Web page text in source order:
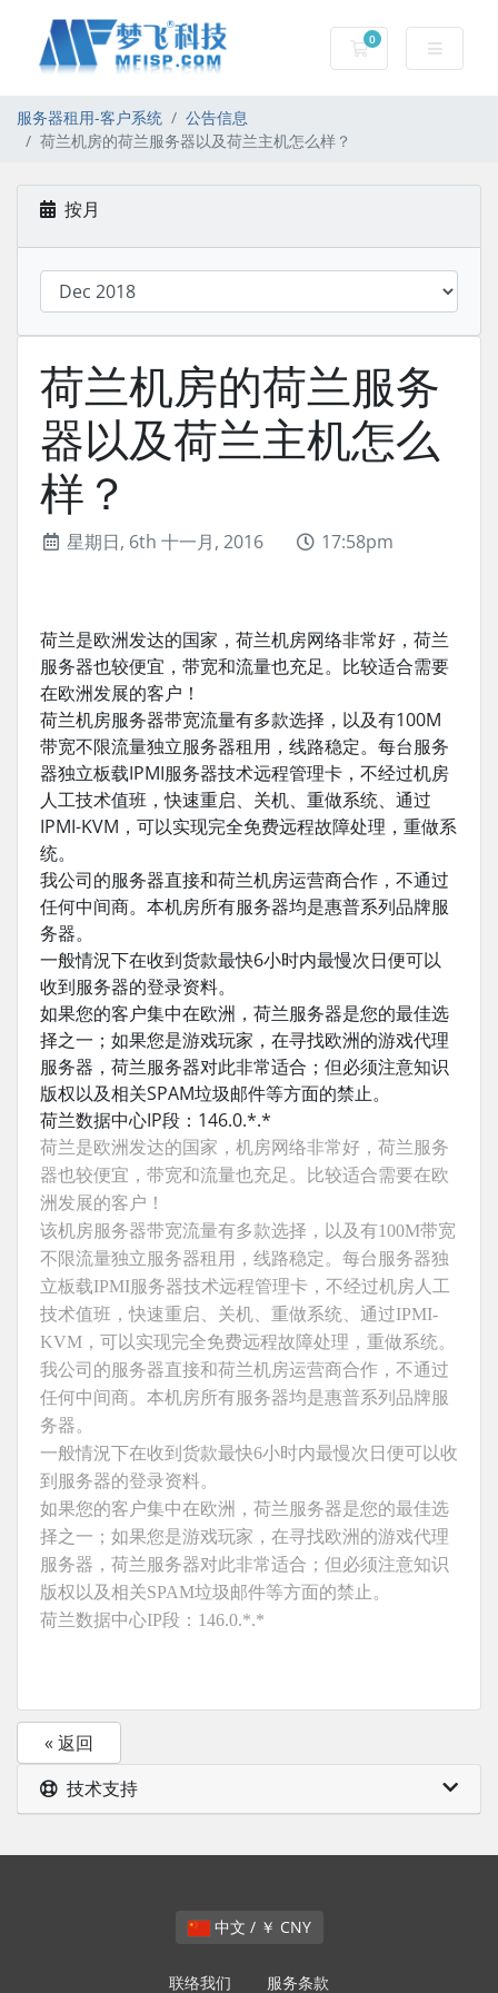
0
服务器租用-购物车
服务器租用-客户系统
公告信息
荷兰机房的荷兰服务器以及荷兰主机怎么样？
按月
荷兰机房的荷兰服务
器以及荷兰主机怎么
样？
星期日, 6th 十一月, 2016 17:58pm
荷兰是欧洲发达的国家，荷兰机房网络非常好，荷兰
服务器也较便宜，带宽和流量也充足。比较适合需要
在欧洲发展的客户！
荷兰机房服务器带宽流量有多款选择，以及有100M
带宽不限流量独立服务器租用，线路稳定。每台服务
器独立板载IPMI服务器技术远程管理卡，不经过机房
人工技术值班，快速重启、关机、重做系统、通过
IPMI-KVM，可以实现完全免费远程故障处理，重做系
统。
我公司的服务器直接和荷兰机房运营商合作，不通过
任何中间商。本机房所有服务器均是惠普系列品牌服
务器。
一般情況下在收到货款最快6小时内最慢次日便可以
收到服务器的登录资料。
如果您的客户集中在欧洲，荷兰服务器是您的最佳选
择之一；如果您是游戏玩家，在寻找欧洲的游戏代理
服务器，荷兰服务器对此非常适合；但必须注意知识
版权以及相关SPAM垃圾邮件等方面的禁止。
荷兰数据中心IP段：146.0.*.*
荷兰是欧洲发达的国家，机房网络非常好，荷兰服务
器也较便宜，带宽和流量也充足。比较适合需要在欧
洲发展的客户！
该机房服务器带宽流量有多款选择，以及有100M带宽
不限流量独立服务器租用，线路稳定。每台服务器独
立板载IPMI服务器技术远程管理卡，不经过机房人工
技术值班，快速重启、关机、重做系统、通过IPMI-
KVM，可以实现完全免费远程故障处理，重做系统。
我公司的服务器直接和荷兰机房运营商合作，不通过
任何中间商。本机房所有服务器均是惠普系列品牌服
务器。
一般情況下在收到货款最快6小时内最慢次日便可以收
到服务器的登录资料。
如果您的客户集中在欧洲，荷兰服务器是您的最佳选
择之一；如果您是游戏玩家，在寻找欧洲的游戏代理
服务器，荷兰服务器对此非常适合；但必须注意知识
版权以及相关SPAM垃圾邮件等方面的禁止。
荷兰数据中心IP段：146.0.*.*
« 返回
技术支持
中文 / ￥ CNY
联络我们 服务条款